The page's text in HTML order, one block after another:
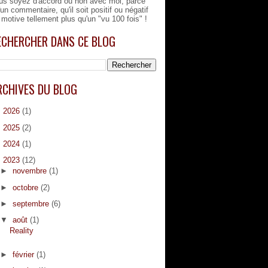
commentaire, qu'il soit positif ou négatif
tellement plus qu'un "vu 100 fois" !
DANS CE BLOG
DU BLOG
2026 (1)
2025 (2)
2024 (1)
2023 (12)
► novembre (1)
► octobre (2)
► septembre (6)
▼ août (1)
Reality
► février (1)